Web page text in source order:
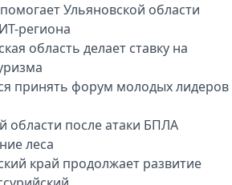
Ульяновской области
региона
область делает ставку на
принять форум молодых лидеров
области после атаки БПЛА
леса
край продолжает развитие